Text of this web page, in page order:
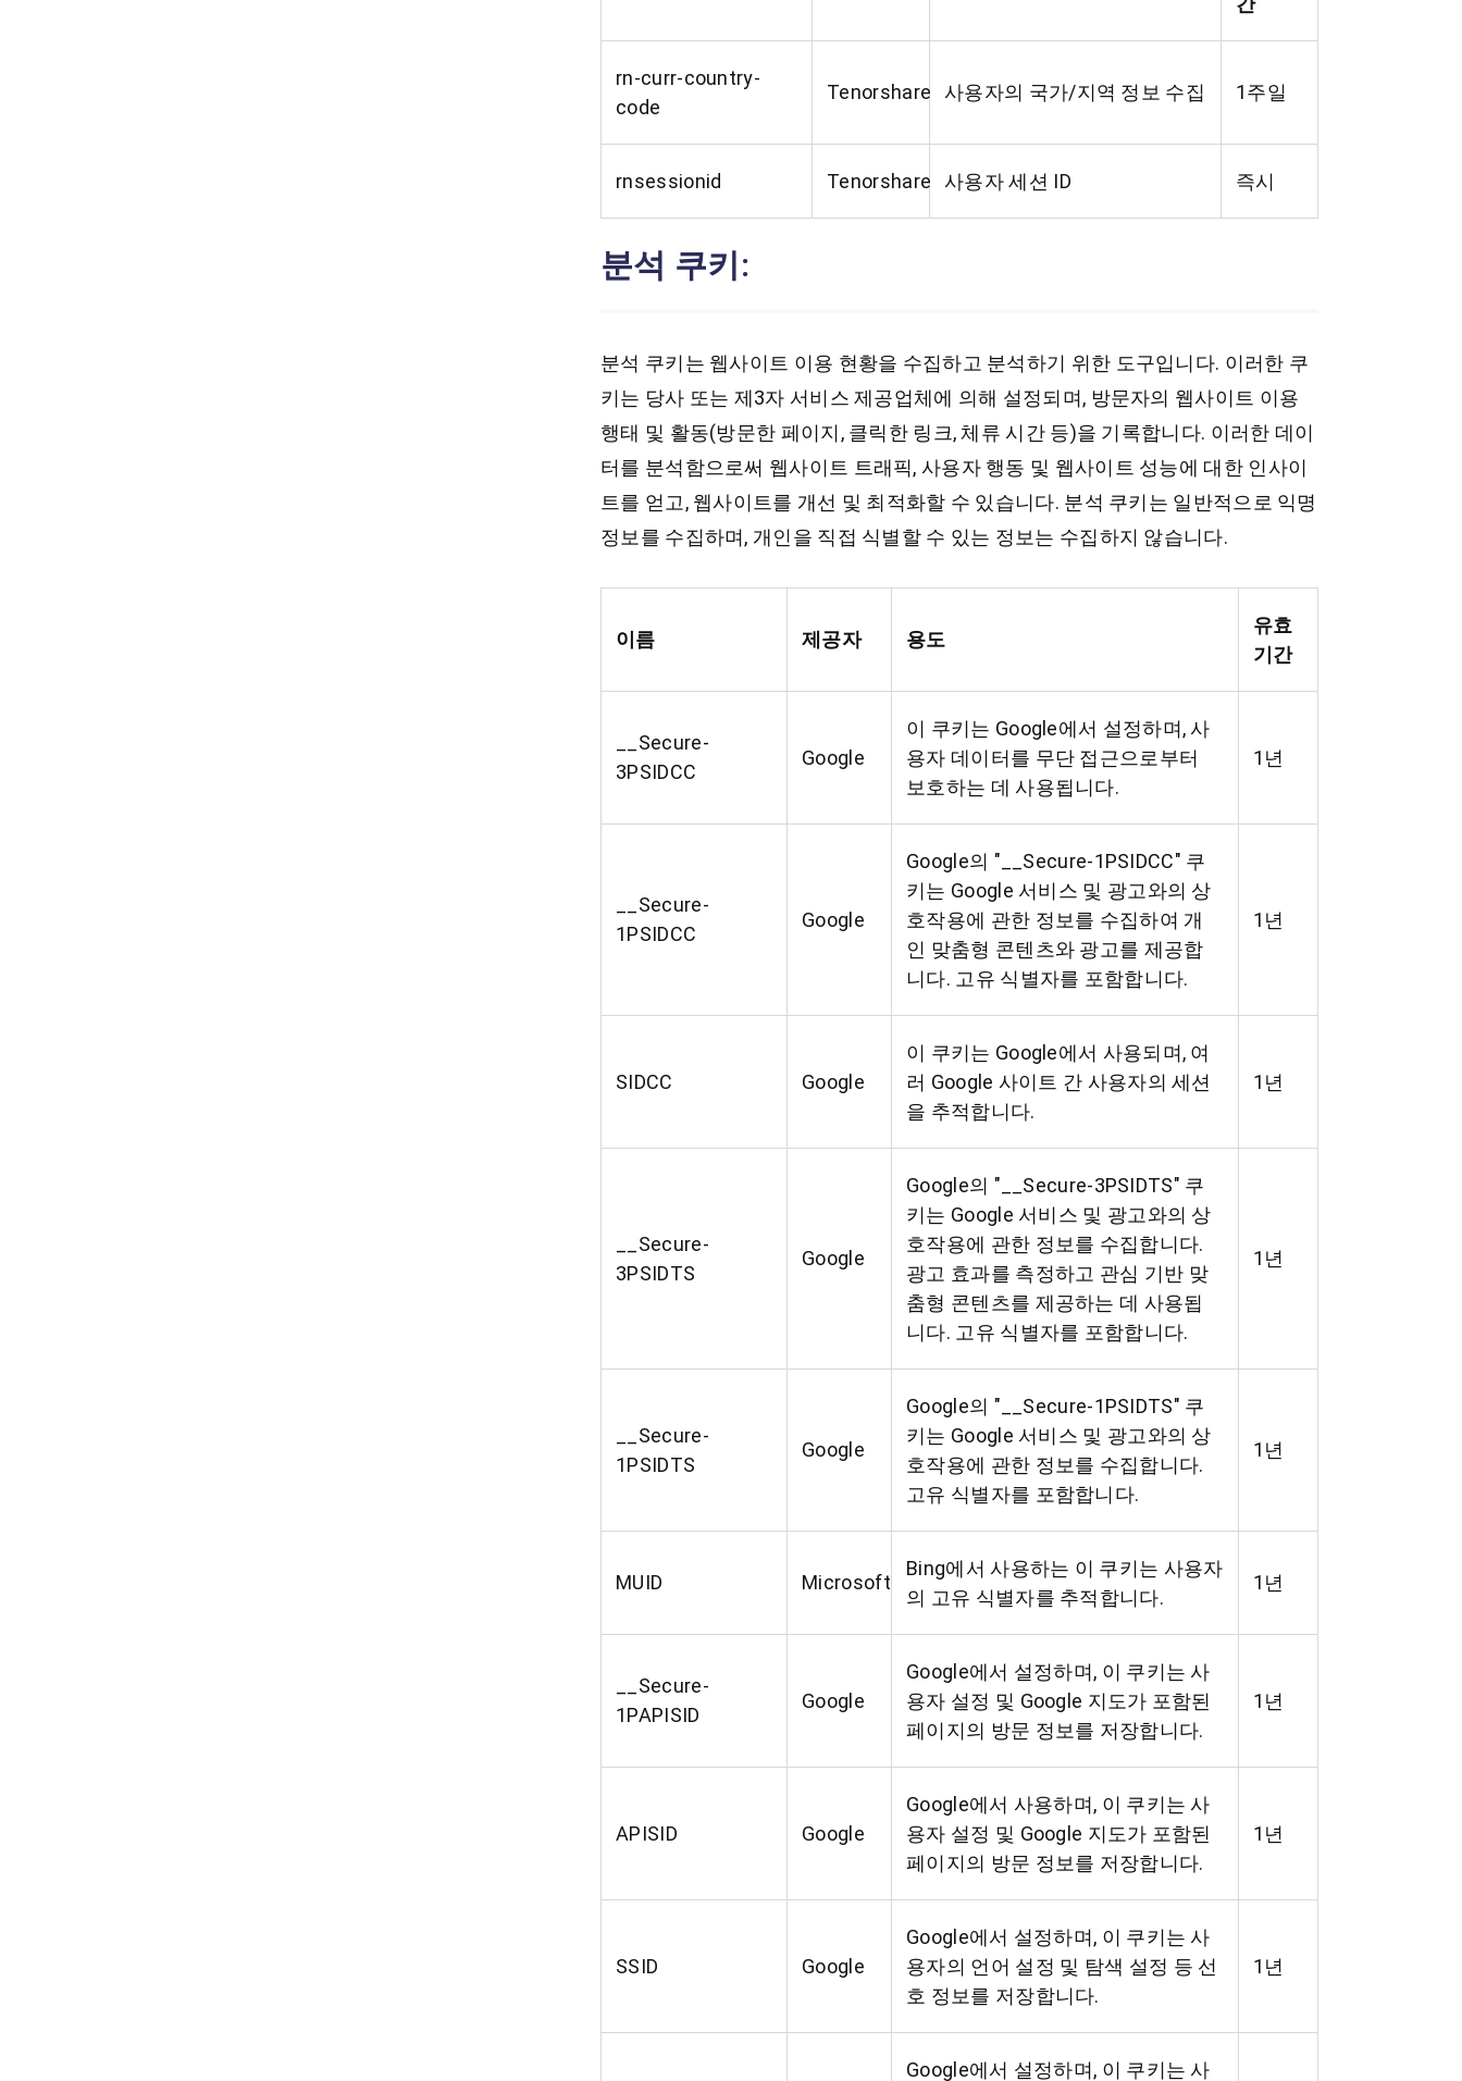
rn-curr-country-
code
Tenorshare 사용자의 국가/지역 정보 수집 1주일
rnsessionid Tenorshare 사용자 세션 ID 즉시
분석 쿠키:
분석 쿠키는 웹사이트 이용 현황을 수집하고 분석하기 위한 도구입니다. 이러한 쿠
키는 당사 또는 제3자 서비스 제공업체에 의해 설정되며, 방문자의 웹사이트 이용
행태 및 활동(방문한 페이지, 클릭한 링크, 체류 시간 등)을 기록합니다. 이러한 데이
터를 분석함으로써 웹사이트 트래픽, 사용자 행동 및 웹사이트 성능에 대한 인사이
트를 얻고, 웹사이트를 개선 및 최적화할 수 있습니다. 분석 쿠키는 일반적으로 익명
정보를 수집하며, 개인을 직접 식별할 수 있는 정보는 수집하지 않습니다.
이름 제공자 용도
유효
기간
__Secure-
3PSIDCC
Google
이 쿠키는 Google에서 설정하며, 사
용자 데이터를 무단 접근으로부터
보호하는 데 사용됩니다.
1년
__Secure-
1PSIDCC
Google
Google의 "__Secure-1PSIDCC" 쿠
키는 Google 서비스 및 광고와의 상
호작용에 관한 정보를 수집하여 개
인 맞춤형 콘텐츠와 광고를 제공합
니다. 고유 식별자를 포함합니다.
1년
SIDCC Google
이 쿠키는 Google에서 사용되며, 여
러 Google 사이트 간 사용자의 세션
을 추적합니다.
1년
__Secure-
3PSIDTS
Google
Google의 "__Secure-3PSIDTS" 쿠
키는 Google 서비스 및 광고와의 상
호작용에 관한 정보를 수집합니다.
광고 효과를 측정하고 관심 기반 맞
춤형 콘텐츠를 제공하는 데 사용됩
니다. 고유 식별자를 포함합니다.
1년
__Secure-
1PSIDTS
Google
Google의 "__Secure-1PSIDTS" 쿠
키는 Google 서비스 및 광고와의 상
호작용에 관한 정보를 수집합니다.
고유 식별자를 포함합니다.
1년
MUID Microsoft
Bing에서 사용하는 이 쿠키는 사용자
의 고유 식별자를 추적합니다.
1년
__Secure-
1PAPISID
Google
Google에서 설정하며, 이 쿠키는 사
용자 설정 및 Google 지도가 포함된
페이지의 방문 정보를 저장합니다.
1년
APISID Google
Google에서 사용하며, 이 쿠키는 사
용자 설정 및 Google 지도가 포함된
페이지의 방문 정보를 저장합니다.
1년
SSID Google
Google에서 설정하며, 이 쿠키는 사
용자의 언어 설정 및 탐색 설정 등 선
호 정보를 저장합니다.
1년
Google에서 설정하며, 이 쿠키는 사